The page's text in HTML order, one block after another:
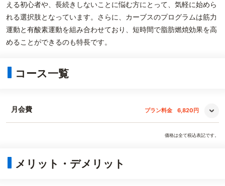
える初心者や、長続きしないことに悩む方にとって、気軽に始めら
れる選択肢となっています。さらに、カーブスのプログラムは筋力
運動と有酸素運動を組み合わせており、短時間で脂肪燃焼効果を高
めることができるのも特長です。
コース一覧
月会費 プラン料金 6,820円
価格は全て税込表記です。
メリット・デメリット